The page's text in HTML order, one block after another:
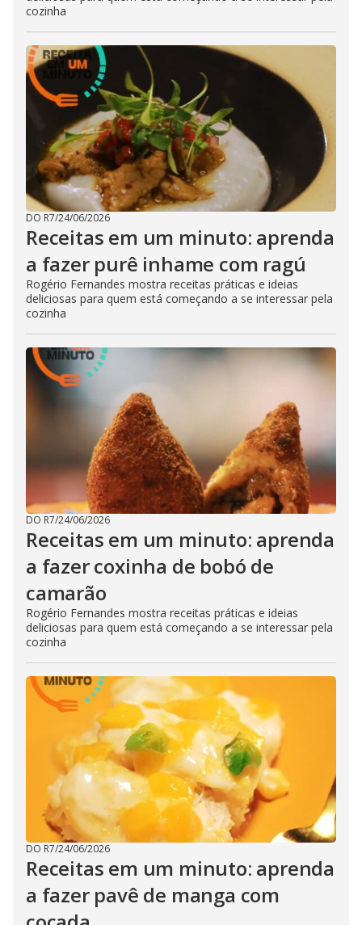
cozinha
DO R7/24/06/2026
Receitas em um minuto: aprenda
a fazer purê inhame com ragú
Rogério Fernandes mostra receitas práticas e ideias
deliciosas para quem está começando a se interessar pela
cozinha
DO R7/24/06/2026
Receitas em um minuto: aprenda
a fazer coxinha de bobó de
camarão
Rogério Fernandes mostra receitas práticas e ideias
deliciosas para quem está começando a se interessar pela
cozinha
DO R7/24/06/2026
Receitas em um minuto: aprenda
a fazer pavê de manga com